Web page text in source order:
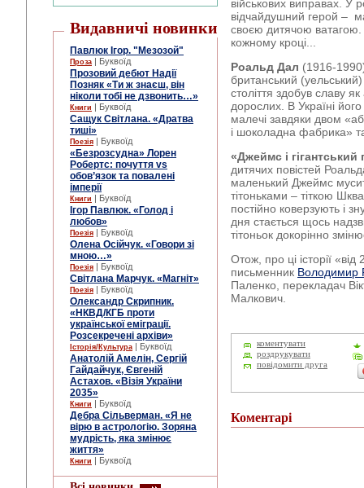
Видавничі новинки
Павлюк Ігор. "Мезозой"
Проза | Буквоїд
Прозовий дебют Надії
Позняк «Ти ж знаєш, він
ніколи тобі не дзвонить…»
Книги | Буквоїд
Сащук Світлана. «Дратва
тиші»
Поезія | Буквоїд
«Безрозсудна» Лорен
Робертс: почуття vs
обов’язок та повалені
імперії
Книги | Буквоїд
Ігор Павлюк. «Голод і
любов»
Поезія | Буквоїд
Олена Осійчук. «Говори зі
мною…»
Поезія | Буквоїд
Світлана Марчук. «Магніт»
Поезія | Буквоїд
Олександр Скрипник.
«НКВД/КГБ проти
української еміграції.
Розсекречені архіви»
Історія/Культура | Буквоїд
Анатолій Амелін, Сергій
Гайдайчук, Євгеній
Астахов. «Візія України
2035»
Книги | Буквоїд
Дебра Сільверман. «Я не
вірю в астрологію. Зоряна
мудрість, яка змінює
життя»
Книги | Буквоїд
військових виправах. У
відчайдушний герой –
своєю дитячою ватагою.
кожному кроці...
Роальд Дал (1916-
британський
століття здобув славу
дорослих. В Україні
малечі завдяки двом
і шоколадна фабрика»
«Джеймс і гігантський
дитячих повістей
маленький Джеймс
тітоньками – тіткою
постійно коверзують і
дня стається щось
тітоньок докорінно
Отож, про ці історії
письменник Володимир
Паленко, перекладач
Малкович.
коментувати
роздрукувати
повідомити друга
Коментарі